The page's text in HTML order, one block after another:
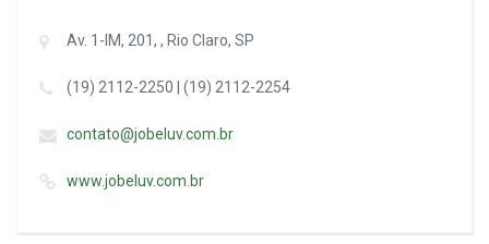
Av. 1-IM, 201, , Rio Claro, SP
(19) 2112-2250 | (19) 2112-2254
contato@jobeluv.com.br
www.jobeluv.com.br